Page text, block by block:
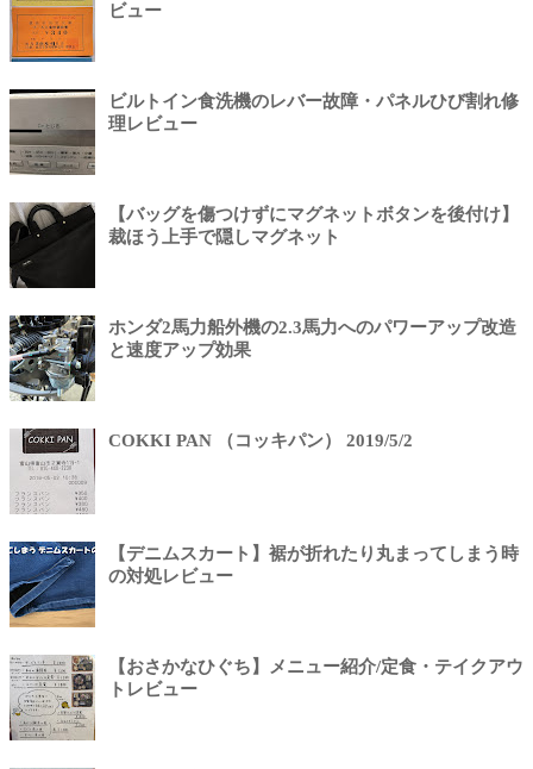
ビュー
ビルトイン食洗機のレバー故障・パネルひび割れ修
理レビュー
【バッグを傷つけずにマグネットボタンを後付け】
裁ほう上手で隠しマグネット
ホンダ2馬力船外機の2.3馬力へのパワーアップ改造
と速度アップ効果
COKKI PAN （コッキパン） 2019/5/2
【デニムスカート】裾が折れたり丸まってしまう時
の対処レビュー
【おさかなひぐち】メニュー紹介/定食・テイクアウ
トレビュー